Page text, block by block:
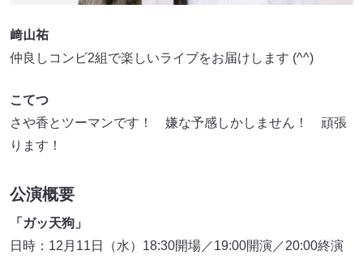
﨑山祐
仲良しコンビ2組で楽しいライブをお届けします (^^)
こてつ
さや香とツーマンです！ 嫌な予感しかしません！ 頑張
ります！
公演概要
「ガッ天狗」
日時：12月11日（水）18:30開場／19:00開演／20:00終演